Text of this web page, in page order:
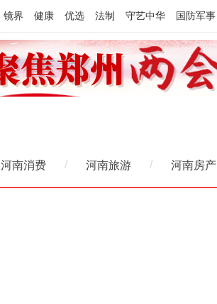
镜界 健康 优选 法制 守艺中华 国防军事
河南消费 / 河南旅游 / 河南房产